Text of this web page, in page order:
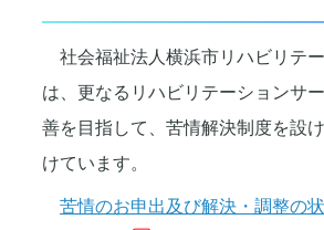
社会福祉法人横浜市リハビリテ
は、更なるリハビリテーションサ
善を目指して、苦情解決制度を設
けています。
苦情のお申出及び解決・調整の